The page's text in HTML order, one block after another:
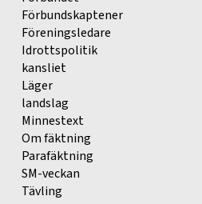
Förbundskaptener
Föreningsledare
Idrottspolitik
kansliet
Läger
landslag
Minnestext
Om fäktning
Parafäktning
SM-veckan
Tävling